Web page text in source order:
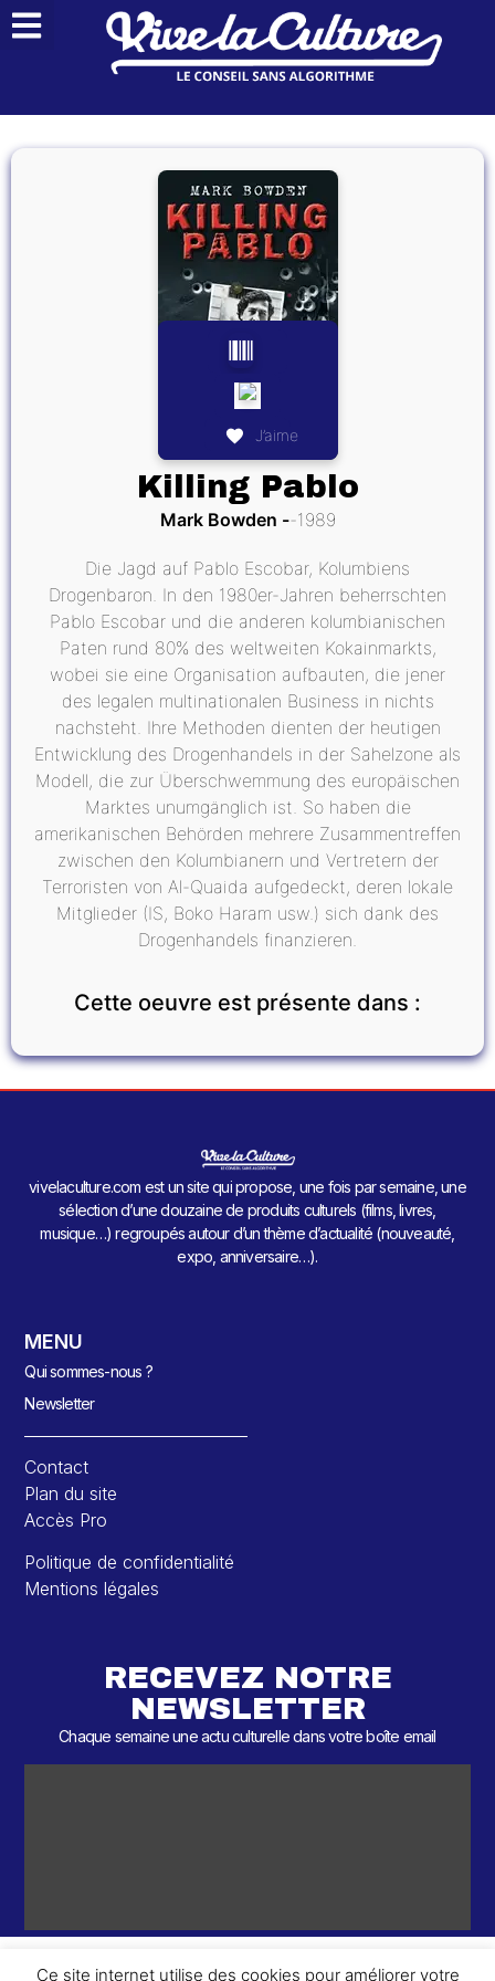
J’aime
Killing Pablo
Mark Bowden 1989
Die Jagd auf Pablo Escobar, Kolumbiens
Drogenbaron. In den 1980er-Jahren beherrschten
Pablo Escobar und die anderen kolumbianischen
Paten rund 80% des weltweiten Kokainmarkts,
wobei sie eine Organisation aufbauten, die jener
des legalen multinationalen Business in nichts
nachsteht. Ihre Methoden dienten der heutigen
Entwicklung des Drogenhandels in der Sahelzone als
Modell, die zur Überschwemmung des europäischen
Marktes unumgänglich ist. So haben die
amerikanischen Behörden mehrere Zusammentreffen
zwischen den Kolumbianern und Vertretern der
Terroristen von Al-Quaida aufgedeckt, deren lokale
Mitglieder (IS, Boko Haram usw.) sich dank des
Drogenhandels finanzieren.
Cette oeuvre est présente dans :
vivelaculture.com est un site qui propose, une fois par semaine, une
sélection d’une douzaine de produits culturels (films, livres,
musique…) regroupés autour d’un thème d’actualité (nouveauté,
expo, anniversaire…).
MENU
Qui sommes-nous ?
Newsletter
Contact
Plan du site
Accès Pro
Politique de confidentialité
Mentions légales
RECEVEZ NOTRE
NEWSLETTER
Chaque semaine une actu culturelle dans votre boîte email
Ce site internet utilise des cookies pour améliorer votre